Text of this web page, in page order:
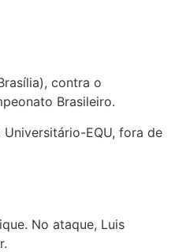
contra o
Brasileiro.
EQU, fora de
No ataque, Luis